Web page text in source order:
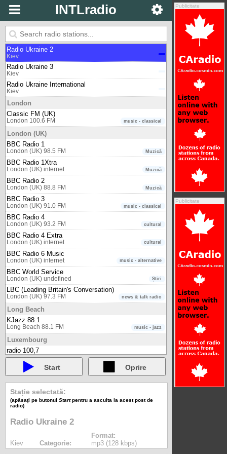
INTLradio Publicitate
Publicitate
music - classical
Johannesburg 102.7 FM
Kiev
Radio Ukraine 1
Kiev
Radio Ukraine 2
Kiev
Radio Ukraine 3
Kiev
Radio Ukraine International
Kiev
London
Classic FM (UK)
music - classical
London 100.6 FM
London (UK)
BBC Radio 1
Muzică
London (UK) 98.5 FM
BBC Radio 1Xtra
Muzică
London (UK) internet
BBC Radio 2
Muzică
London (UK) 88.8 FM
BBC Radio 3
music - classical
London (UK) 91.0 FM
BBC Radio 4
cultural
London (UK) 93.2 FM
BBC Radio 4 Extra
cultural
London (UK) internet
BBC Radio 6 Music
music - alternative
London (UK) internet
BBC World Service
Știri
London (UK) undefined
LBC (Leading Britain's Conversation)
news & talk radio
London (UK) 97.3 FM
Long Beach
KJazz 88.1
music - jazz
Long Beach 88.1 FM
Luxembourg
radio 100,7
multicultural
Luxembourg 100.7 FM
Lyon (France)
Euronews Radio - Deutsch (DE)
Lyon (France) internet
Euronews Radio - English (EN)
Lyon (France) internet
Euronews Radio - Español (ES)
Lyon (France) internet
Euronews Radio - Français (FR)
Lyon (France) internet
Start Oprire
Stație selectată:
(apăsați pe butonulStartpentru a asculta la acest post de
radio)
Radio Ukraine 2
Kiev Categorie:
Format:
mp3 (128 kbps)